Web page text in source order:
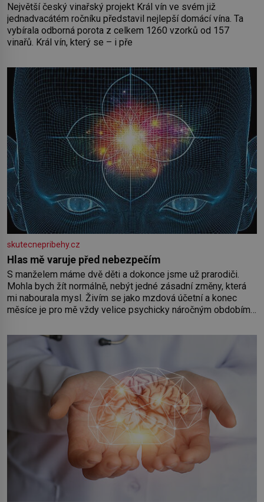
Největší český vinařský projekt Král vín ve svém již
jednadvacátém ročníku představil nejlepší domácí vína. Ta
vybírala odborná porota z celkem 1260 vzorků od 157
vinařů. Král vín, který se – i pře
skutecnepribehy.cz
Hlas mě varuje před nebezpečím
S manželem máme dvě děti a dokonce jsme už prarodiči.
Mohla bych žít normálně, nebýt jedné zásadní změny, která
mi nabourala mysl. Živím se jako mzdová účetní a konec
měsíce je pro mě vždy velice psychicky náročným obdobím.
o pomoc, co se hlídání týče. Dalo by se